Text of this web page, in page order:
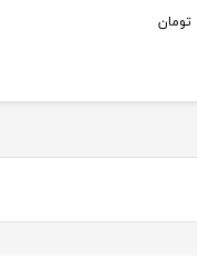
تومان